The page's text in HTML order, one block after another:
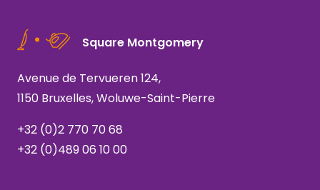
Square Montgomery
Avenue de Tervueren 124,
1150 Bruxelles, Woluwe-Saint-Pierre
+32 (0)2 770 70 68
+32 (0)489 06 10 00